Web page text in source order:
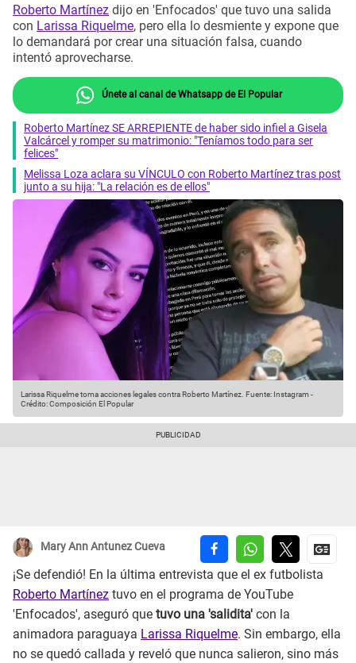
Roberto Martínez dijo en 'Enfocados' que tuvo una salida
con Larissa Riquelme, pero ella lo desmiente y expone que
lo demandará por crear una situación falsa, cuando
intentó aprovecharse.
Únete al canal de Whatsapp de El Popular
Roberto Martínez SE ARREPIENTE de haber sido infiel a Gisela
Valcárcel y romper su matrimonio: "Teníamos todo para ser
felices"
Melissa Loza aclara su VÍNCULO con Roberto Martínez tras post
junto a su hija: "La relación es de ellos"
Larissa Riquelme toma acciones legales contra Roberto Martínez. Fuente: Instagram -
Crédito: Composición El Popular
Mary Ann Antunez Cueva
¡Se defendió! En la última entrevista que el ex futbolista
Roberto Martínez tuvo en el programa de YouTube
'Enfocados', aseguró que tuvo una 'salidita' con la
animadora paraguaya Larissa Riquelme. Sin embargo, ella
no se quedó callada y reveló que nunca salieron, sino más